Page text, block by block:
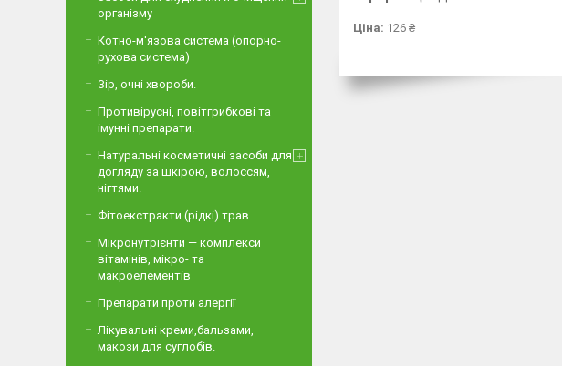
Ціна: 126 ₴
організму
Котно-м'язова система (опорно-
рухова система)
Зір, очні хвороби.
Противірусні, повітгрибкові та
імунні препарати.
Натуральні косметичні засоби для
догляду за шкірою, волоссям,
нігтями.
Фітоекстракти (рідкі) трав.
Мікронутрієнти — комплекси
вітамінів, мікро- та
макроелементів
Препарати проти алергії
Лікувальні креми,бальзами,
макози для суглобів.